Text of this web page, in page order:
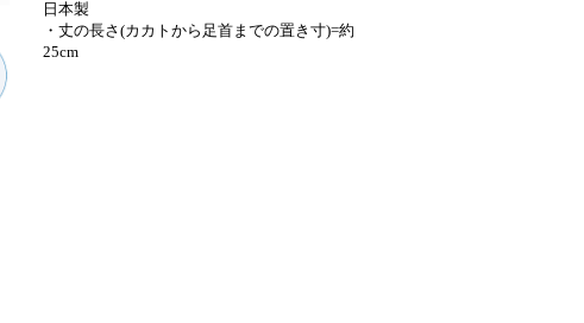
日本製
・丈の長さ(カカトから足首までの置き寸)=約
25cm